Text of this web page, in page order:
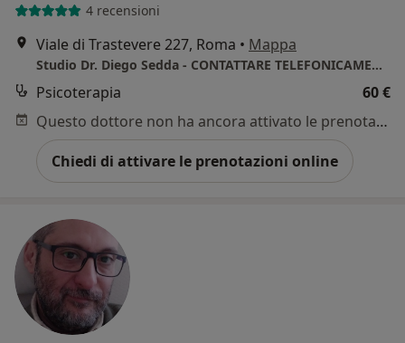
4 recensioni
Viale di Trastevere 227, Roma • Mappa
Studio Dr. Diego Sedda - CONTATTARE TELEFONICAMENTE PER ULTERIORI DISPONIBILITA' ORARIE
Psicoterapia
60 €
Questo dottore non ha ancora attivato le prenotazioni online presso questo indirizzo.
Chiedi di attivare le prenotazioni online